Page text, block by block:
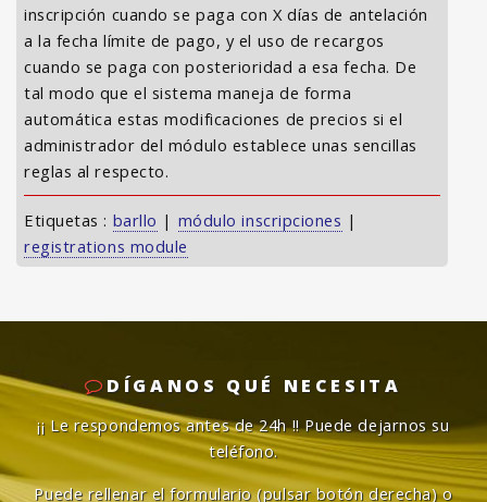
inscripción cuando se paga con X días de antelación
a la fecha límite de pago, y el uso de recargos
cuando se paga con posterioridad a esa fecha. De
tal modo que el sistema maneja de forma
automática estas modificaciones de precios si el
administrador del módulo establece unas sencillas
reglas al respecto.
Etiquetas : barllo | módulo inscripciones |
registrations module
DÍGANOS QUÉ NECESITA
¡¡ Le respondemos antes de 24h !!Puede dejarnos su
teléfono.
Puede rellenar el formulario (pulsar botón derecha) o